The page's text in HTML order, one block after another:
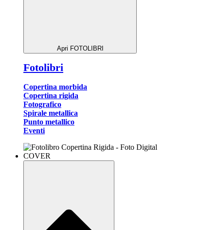
Apri FOTOLIBRI
Fotolibri
Copertina morbida
Copertina rigida
Fotografico
Spirale metallica
Punto metallico
Eventi
COVER